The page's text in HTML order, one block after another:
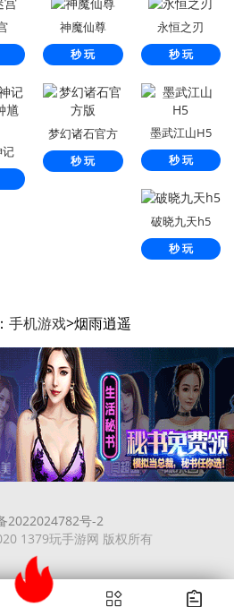
神魔仙尊
秒 玩
永恒之刃
秒 玩
打
梦幻诸石官方
版
秒 玩
墨武江山H5
秒 玩
破晓九天h5
秒 玩
手机游戏>烟雨逍遥
2022024782号-2
1379玩手游网 版权所有